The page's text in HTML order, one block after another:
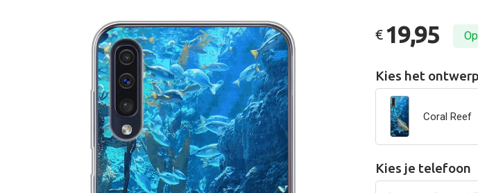
€ 19,95
Kies het ontwerp
Coral Reef
Kies je telefoon